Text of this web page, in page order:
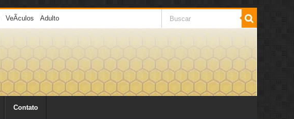
VeÃ­culos Adulto
Contato